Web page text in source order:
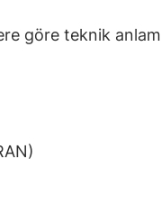
göre teknik